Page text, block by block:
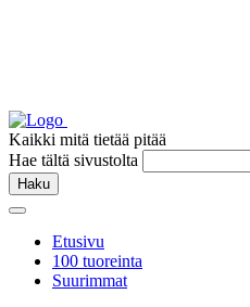
Kaikki mitä tietää pitää
Hae tältä sivustolta
Haku
Etusivu
100 tuoreinta
Suurimmat